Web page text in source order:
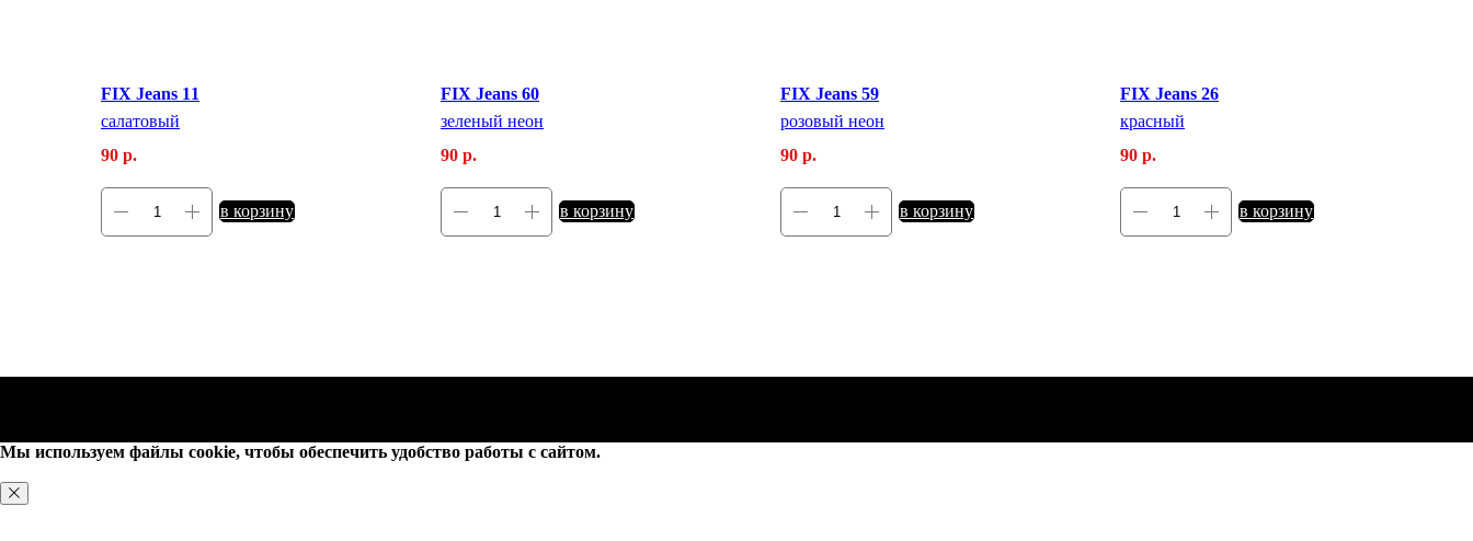
FIX Jeans 11
салатовый
90 р.
в корзину
FIX Jeans 60
зеленый неон
90 р.
в корзину
FIX Jeans 59
розовый неон
90 р.
в корзину
FIX Jeans 26
красный
90 р.
в корзину
Мы используем файлы cookie, чтобы обеспечить удобство работы с сайтом.